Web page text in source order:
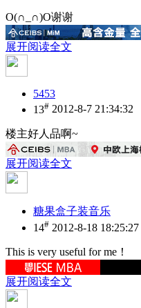
O(∩_∩)O谢谢
展开阅读全文
5453
13# 2012-8-7 21:34:32
楼主好人品啊~
展开阅读全文
糖果盒子装音乐
14# 2012-8-18 18:25:27
This is very useful for me！
展开阅读全文